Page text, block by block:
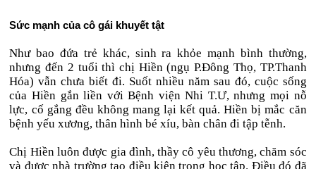
Sức mạnh của cô gái khuyết tật
Như bao đứa trẻ khác, sinh ra khỏe mạnh bình thường,
nhưng đến 2 tuổi thì chị Hiền (ngụ P.Đông Thọ, TP.Thanh
Hóa) vẫn chưa biết đi. Suốt nhiều năm sau đó, cuộc sống
của Hiền gắn liền với Bệnh viện Nhi T.Ư, nhưng mọi nỗ
lực, cố gắng đều không mang lại kết quả. Hiền bị mắc căn
bệnh yếu xương, thân hình bé xíu, bàn chân đi tập tễnh.
Chị Hiền luôn được gia đình, thầy cô yêu thương, chăm sóc
và được nhà trường tạo điều kiện trong học tập. Điều đó đã